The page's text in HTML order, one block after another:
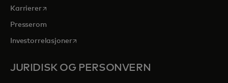
Karriereropens in a new tab
Presserom
Investorrelasjoneropens in a new tab
JURIDISK OG PERSONVERN